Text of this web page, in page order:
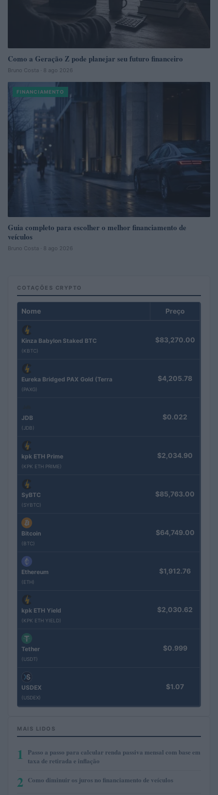
Como a Geração Z pode planejar seu futuro financeiro
Bruno Costa · 8 ago 2026
FINANCIAMENTO
Guia completo para escolher o melhor financiamento de
veículos
Bruno Costa · 8 ago 2026
COTAÇÕES CRYPTO
Nome Preço
Kinza Babylon Staked BTC
(KBTC)
$83,270.00
Eureka Bridged PAX Gold (Terra
(PAXG)
$4,205.78
JDB
(JDB)
$0.022
kpk ETH Prime
(KPK ETH PRIME)
$2,034.90
SyBTC
(SYBTC)
$85,763.00
Bitcoin
(BTC)
$64,749.00
Ethereum
(ETH)
$1,912.76
kpk ETH Yield
(KPK ETH YIELD)
$2,030.62
Tether
(USDT)
$0.999
USDEX
(USDEX)
$1.07
MAIS LIDOS
1
Passo a passo para calcular renda passiva mensal com base em
taxa de retirada e inflação
2 Como diminuir os juros no financiamento de veículos